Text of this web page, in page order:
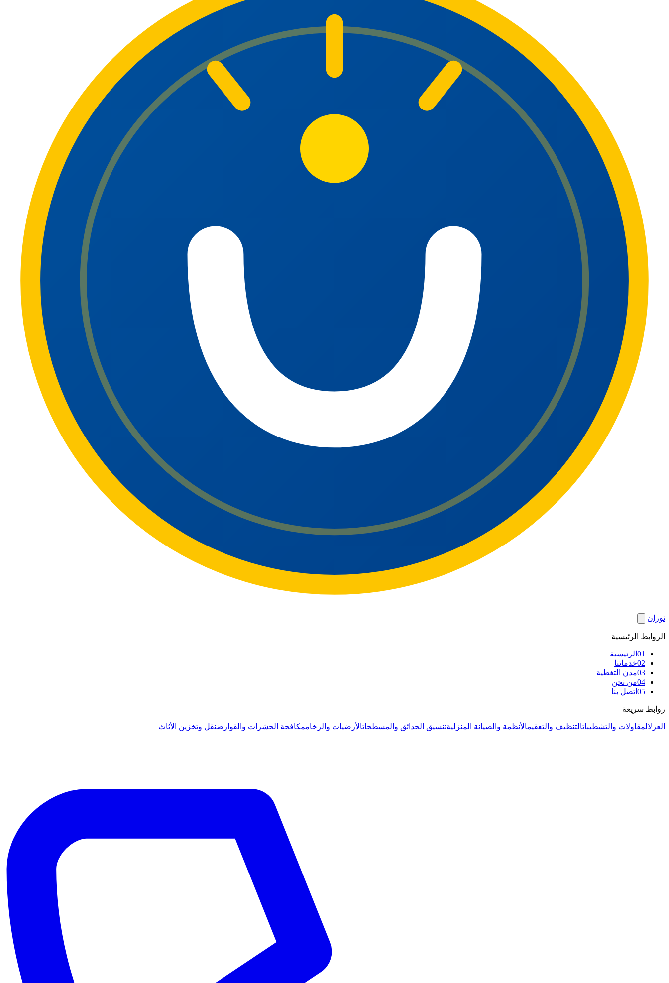
نوران
الروابط الرئيسية
01 الرئيسية
02خدماتنا
03مدن التغطية
04من نحن
05 اتصل بنا
روابط سريعة
العزلالمقاولات والتشطيباتالتنظيف والتعقيمالأنظمة والصيانة المنزليةتنسيق الحدائق والمسطحاتالأرضيات والرخاممكافحة الحشرات والقوارضنقل وتخزين الأثاث